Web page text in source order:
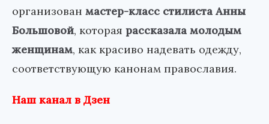
организован мастер-класс стилиста Анны
Большовой, которая рассказала молодым
женщинам, как красиво надевать одежду,
соответствующую канонам православия.
Наш канал в Дзен